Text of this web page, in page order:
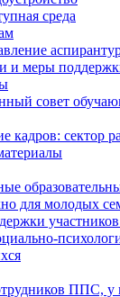
среда
и меры
совет
кадров: сектор
для молодых
ППС, у